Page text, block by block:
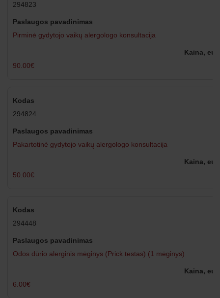
294823
Pirminė gydytojo vaikų alergologo konsultacija
90.00€
294824
Pakartotinė gydytojo vaikų alergologo konsultacija
50.00€
294448
Odos dūrio alerginis mėginys (Prick testas) (1 mėginys)
6.00€